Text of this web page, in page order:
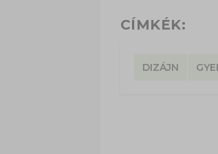
CÍMKÉK:
DIZÁJN